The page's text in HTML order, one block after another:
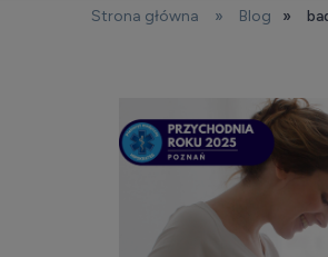
Strona główna » Blog »